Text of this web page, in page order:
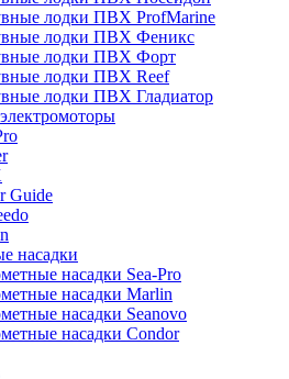
лодки ПВХ ProfMarine
лодки ПВХ Феникс
лодки ПВХ Форт
лодки ПВХ Reef
лодки ПВХ Гладиатор
Guide
насадки
насадки Sea-Pro
насадки Marlin
насадки Seanovo
насадки Condor